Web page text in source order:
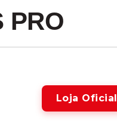
PRO
Loja Oficial